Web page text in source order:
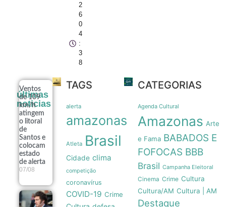
2
6
0
4
:
3
8
últimas
noticias
Ventos
de 109
km/h
atingem
o litoral
de
Santos e
colocam
estado
de alerta
07/08
TAGS
alerta
amazonas
Atleta Brasil
Cidade clima
competição
coronavírus
COVID-19 Crime
CATEGORIAS
Agenda Cultural
Amazonas Arte
e Fama BABADOS E
FOFOCAS BBB
Brasil Campanha Eleitoral
Cinema Crime Cultura
Cultura/AM Cultura | AM
Destaque